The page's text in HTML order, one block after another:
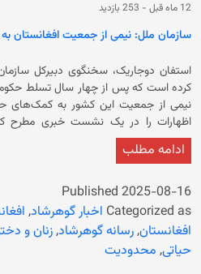
12 ماه قبل - 253 بازدید
سازمان ملل: نیمی از جمعیت افغانستان
استفان دوجاریک، سخنگوی دبیرکل
کرده است که پس از چهار سال تسلط
اظهارات را در یک نشست خبری مطرح
ادامه تاکید کرده است که حکومت
از ایران و پاکستان همچنین
هشدار داد که با افزایش تعداد
ادامه مطلب
Published 2025-08-16
Categorized as اخبار گوهرشاد,
افغانستان,رسانه گوهرشاد,زنان و
حیاتی, محدودیت